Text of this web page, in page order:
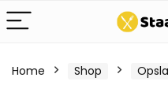
Home Shop